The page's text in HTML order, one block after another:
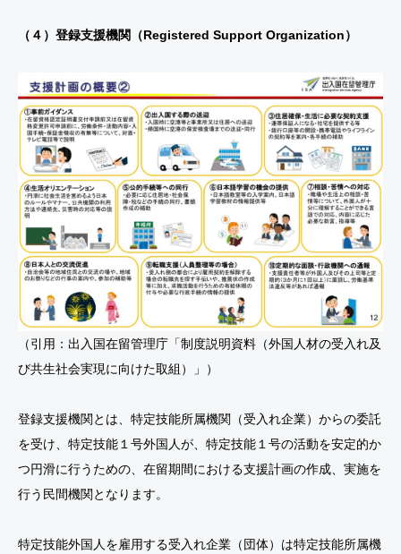
（４）登録支援機関（Registered Support Organization）
（引用：出入国在留管理庁「制度説明資料（外国人材の受入れ及
び共生社会実現に向けた取組）」）
登録支援機関とは、特定技能所属機関（受入れ企業）からの委託
を受け、特定技能１号外国人が、特定技能１号の活動を安定的か
つ円滑に行うための、在留期間における支援計画の作成、実施を
行う民間機関となります。
特定技能外国人を雇用する受入れ企業（団体）は特定技能所属機